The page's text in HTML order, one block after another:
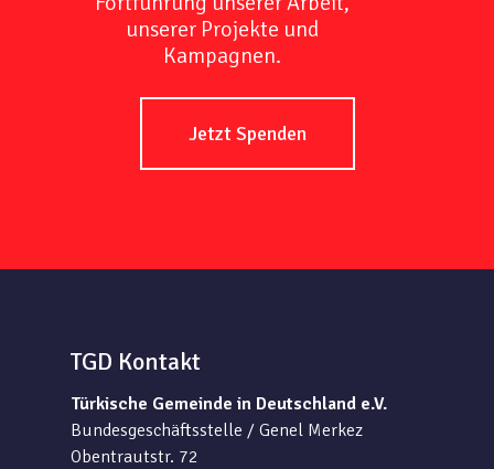
unserer Projekte und
Kampagnen.
Jetzt Spenden
TGD Kontakt
Türkische Gemeinde in Deutschland e.V.
Bundesgeschäftsstelle / Genel Merkez
Obentrautstr. 72